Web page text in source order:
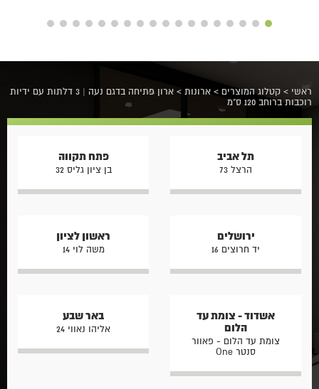
ראשי > קטלוג המוצרים > ארונות >
ארון פתיחה בדגם נעה | 3 דלתות עם ידיות
רוכבות ברוחב 120 ס"מ
תל אביב
הרצל 73
פתח תקווה
בן ציון גליס 32
ירושלים
יד חרוצים 16
ראשון לציון
משה לוי 14
אשדוד - צומת עד
הלום
צומת עד הלום - פאוור
סנטר One
באר שבע
אליהו נאווי 24